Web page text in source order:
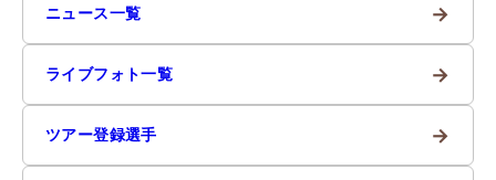
ニュース一覧 →
ライブフォト一覧 →
ツアー登録選手 →